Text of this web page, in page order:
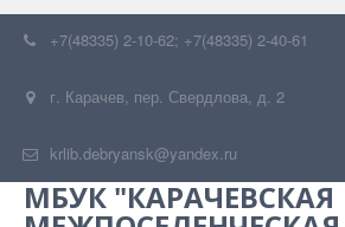
+7(48335) 2-10-62; +7(48335) 2-40-61
г. Карачев, пер. Свердлова, д. 2
krlib.debryansk@yandex.ru
МБУК "КАРАЧЕВСКАЯ